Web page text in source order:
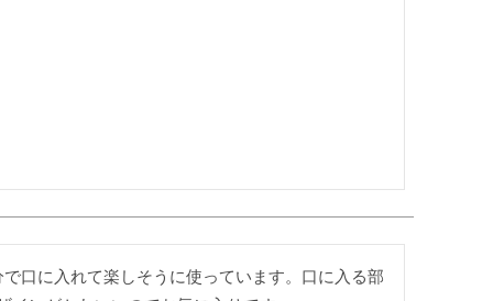
口に入れて楽しそうに使っています。口に入る部